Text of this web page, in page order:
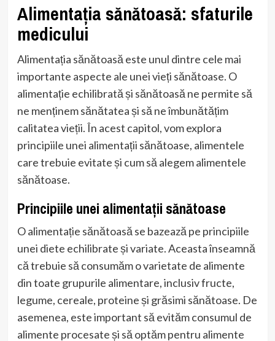
Alimentația sănătoasă: sfaturile
medicului
Alimentația sănătoasă este unul dintre cele mai
importante aspecte ale unei vieți sănătoase. O
alimentație echilibrată și sănătoasă ne permite să
ne menținem sănătatea și să ne îmbunătățim
calitatea vieții. În acest capitol, vom explora
principiile unei alimentații sănătoase, alimentele
care trebuie evitate și cum să alegem alimentele
sănătoase.
Principiile unei alimentații sănătoase
O alimentație sănătoasă se bazează pe principiile
unei diete echilibrate și variate. Aceasta înseamnă
că trebuie să consumăm o varietate de alimente
din toate grupurile alimentare, inclusiv fructe,
legume, cereale, proteine și grăsimi sănătoase. De
asemenea, este important să evităm consumul de
alimente procesate și să optăm pentru alimente